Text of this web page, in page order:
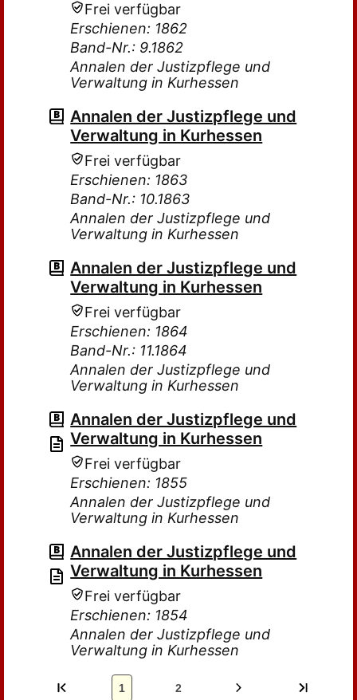
Frei verfügbar
Erschienen: 1862
Band-Nr.: 9.1862
Annalen der Justizpflege und
Verwaltung in Kurhessen
Annalen der Justizpflege und
Verwaltung in Kurhessen
Frei verfügbar
Erschienen: 1863
Band-Nr.: 10.1863
Annalen der Justizpflege und
Verwaltung in Kurhessen
Annalen der Justizpflege und
Verwaltung in Kurhessen
Frei verfügbar
Erschienen: 1864
Band-Nr.: 11.1864
Annalen der Justizpflege und
Verwaltung in Kurhessen
Annalen der Justizpflege und
Verwaltung in Kurhessen
Frei verfügbar
Erschienen: 1855
Annalen der Justizpflege und
Verwaltung in Kurhessen
Annalen der Justizpflege und
Verwaltung in Kurhessen
Frei verfügbar
Erschienen: 1854
Annalen der Justizpflege und
Verwaltung in Kurhessen
1 2